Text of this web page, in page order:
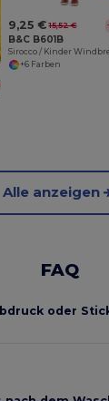
9,25 € 15,52 €
B&C B601B
+6 Farben
Alle anzeigen
FAQ
oder